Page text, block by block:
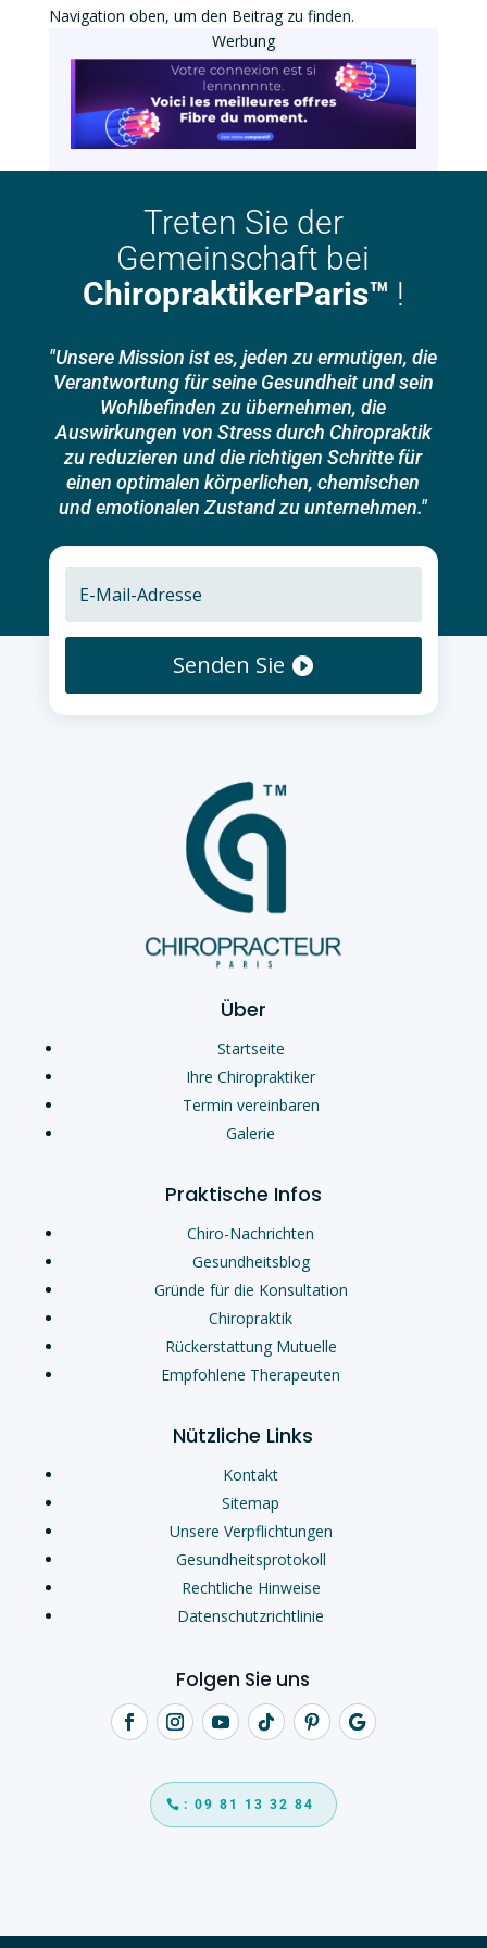
Navigation oben, um den Beitrag zu finden.
Werbung
Treten Sie der
Gemeinschaft bei
ChiropraktikerParis™ !
"Unsere Mission ist es, jeden zu ermutigen, die
Verantwortung für seine Gesundheit und sein
Wohlbefinden zu übernehmen, die
Auswirkungen von Stress durch Chiropraktik
zu reduzieren und die richtigen Schritte für
einen optimalen körperlichen, chemischen
und emotionalen Zustand zu unternehmen."
Senden Sie
Über
Startseite
Ihre Chiropraktiker
Termin vereinbaren
Galerie
Praktische Infos
Chiro-Nachrichten
Gesundheitsblog
Gründe für die Konsultation
Chiropraktik
Rückerstattung Mutuelle
Empfohlene Therapeuten
Nützliche Links
Kontakt
Sitemap
Unsere Verpflichtungen
Gesundheitsprotokoll
Rechtliche Hinweise
Datenschutzrichtlinie
Folgen Sie uns
: 09 81 13 32 84